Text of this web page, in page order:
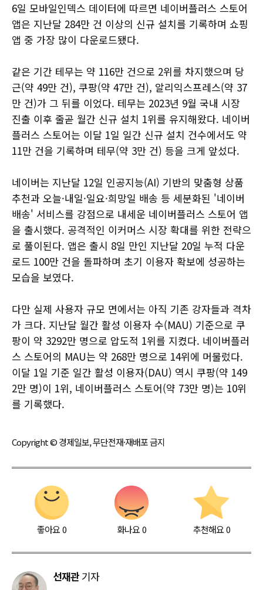
6일 모바일인덱스 데이터에 따르면 네이버플러스 스토어
앱은 지난달 284만 건 이상의 신규 설치를 기록하며 쇼핑
앱 중 가장 많이 다운로드됐다.
같은 기간 테무는 약 116만 건으로 2위를 차지했으며 당
근(약 49만 건), 쿠팡(약 47만 건), 알리익스프레스(약 37
만 건)가 그 뒤를 이었다. 테무는 2023년 9월 국내 시장
진출 이후 줄곧 월간 신규 설치 1위를 유지해왔다. 네이버
플러스 스토어는 이달 1일 일간 신규 설치 건수에서도 약
11만 건을 기록하며 테무(약 3만 건) 등을 크게 앞섰다.
네이버는 지난달 12일 인공지능(AI) 기반의 맞춤형 상품
추천과 오늘·내일·일요·희망일 배송 등 세분화된 '네이버
배송' 서비스를 강점으로 내세운 네이버플러스 스토어 앱
을 출시했다. 공격적인 이커머스 시장 확대를 위한 전략으
로 풀이된다. 앱은 출시 8일 만인 지난달 20일 누적 다운
로드 100만 건을 돌파하며 초기 이용자 확보에 성공하는
모습을 보였다.
다만 실제 사용자 규모 면에서는 아직 기존 강자들과 격차
가 크다. 지난달 월간 활성 이용자 수(MAU) 기준으로 쿠
팡이 약 3292만 명으로 압도적 1위를 지켰다. 네이버플러
스 스토어의 MAU는 약 268만 명으로 14위에 머물렀다.
이달 1일 기준 일간 활성 이용자(DAU) 역시 쿠팡(약 149
2만 명)이 1위, 네이버플러스 스토어(약 73만 명)는 10위
를 기록했다.
Copyright © 경제일보, 무단전재·재배포 금지
좋아요0 화나요0 추천해요 0
선재관 기자